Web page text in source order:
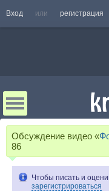
Вход или регистрация
Обсуждение видео «
86
Чтобы писать и
зарегистрироваться